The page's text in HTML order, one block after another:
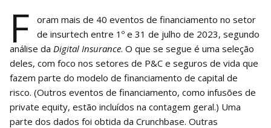
F
oram mais de 40 eventos de financiamento no setor
de insurtech entre 1º e 31 de julho de 2023, segundo
análise da Digital Insurance. O que se segue é uma seleção
deles, com foco nos setores de P&C e seguros de vida que
fazem parte do modelo de financiamento de capital de
risco. (Outros eventos de financiamento, como infusões de
private equity, estão incluídos na contagem geral.) Uma
parte dos dados foi obtida da Crunchbase. Outras